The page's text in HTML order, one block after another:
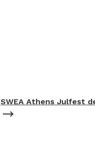
SWEA Athens Julfest